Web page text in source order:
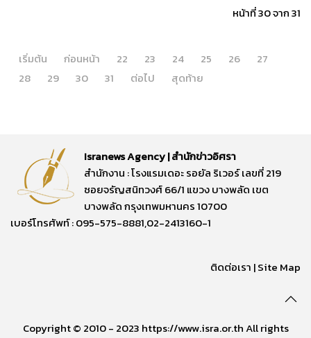
หน้าที่ 30 จาก 31
เริ่มต้น ก่อนหน้า 22 23 24 25 26
27
28
29 30 31 ต่อไป สุดท้าย
Isranews Agency | สำนักข่าวอิศรา
สำนักงาน : โรงแรมเดอะ รอยัล ริเวอร์ เลขที่ 219
ซอยจรัญสนิทวงศ์ 66/1 แขวง บางพลัด เขต
บางพลัด กรุงเทพมหานคร 10700
เบอร์โทรศัพท์ : 095-575-8881,02-2413160-1
ติดต่อเรา |Site Map
Copyright © 2010 - 2023 https://www.isra.or.th All rights